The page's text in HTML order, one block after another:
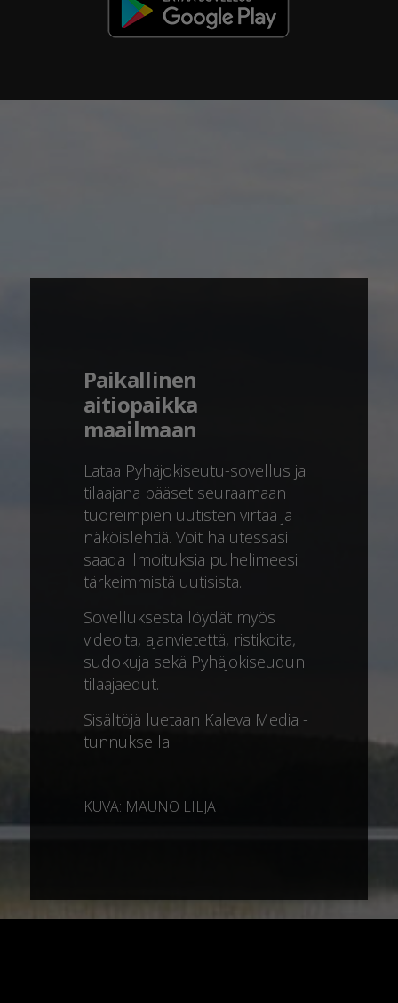
Paikallinen
aitiopaikka
maailmaan
Lataa Pyhäjokiseutu-sovellus ja
tilaajana pääset seuraamaan
tuoreimpien uutisten virtaa ja
näköislehtiä. Voit halutessasi
saada ilmoituksia puhelimeesi
tärkeimmistä uutisista.
Sovelluksesta löydät myös
videoita, ajanvietettä, ristikoita,
sudokuja sekä Pyhäjokiseudun
tilaajaedut.
Sisältöjä luetaan Kaleva Media -
tunnuksella.
KUVA: MAUNO LILJA